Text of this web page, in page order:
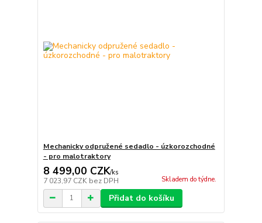
Mechanicky odpružené sedadlo - úzkorozchodné
- pro malotraktory
8 499,00 CZK/ks
7 023,97 CZK bez DPH Skladem do týdne.
Přidat do košíku